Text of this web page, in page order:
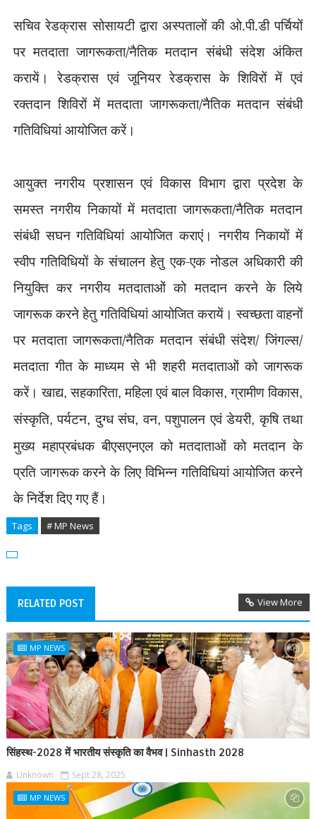
सचिव रेडक्रास सोसायटी द्वारा अस्पतालों की ओ.पी.डी पर्चियों
पर मतदाता जागरूकता/नैतिक मतदान संबंधी संदेश अंकित
करायें। रेडक्रास एवं जूनियर रेडक्रास के शिविरों में एवं
रक्तदान शिविरों में मतदाता जागरूकता/नैतिक मतदान संबंधी
गतिविधियां आयोजित करें।
आयुक्त नगरीय प्रशासन एवं विकास विभाग द्वारा प्रदेश के
समस्त नगरीय निकायों में मतदाता जागरूकता/नैतिक मतदान
संबंधी सघन गतिविधियां आयोजित कराएं। नगरीय निकायों में
स्वीप गतिविधियों के संचालन हेतु एक-एक नोडल अधिकारी की
नियुक्ति कर नगरीय मतदाताओं को मतदान करने के लिये
जागरूक करने हेतु गतिविधियां आयोजित करायें। स्व‍च्छता वाहनों
पर मतदाता जागरूकता/नैतिक मतदान संबंधी संदेश/ जिंगल्‍स/
मतदाता गीत के माध्यम से भी शहरी मतदाताओं को जागरूक
करें। खाद्य,सहकारिता,महिला एवं बाल विकास,ग्रामीण विकास,
संस्कृति,पर्यटन,दुग्ध संघ,वन,पशुपालन एवं डेयरी,कृषि तथा
मुख्य महाप्रबंधक बीएसएनएल को मतदाताओं को मतदान के
प्रति जागरूक करने के लिए विभिन्न गतिविधियां आयोजित करने
के निर्देश दिए गए हैं।
Tags # MP News
RELATED POST View More
MP NEWS
सिंहस्थ-2028 में भारतीय संस्कृति का वैभव | Sinhasth 2028
Unknown Sept 28, 2025
MP NEWS